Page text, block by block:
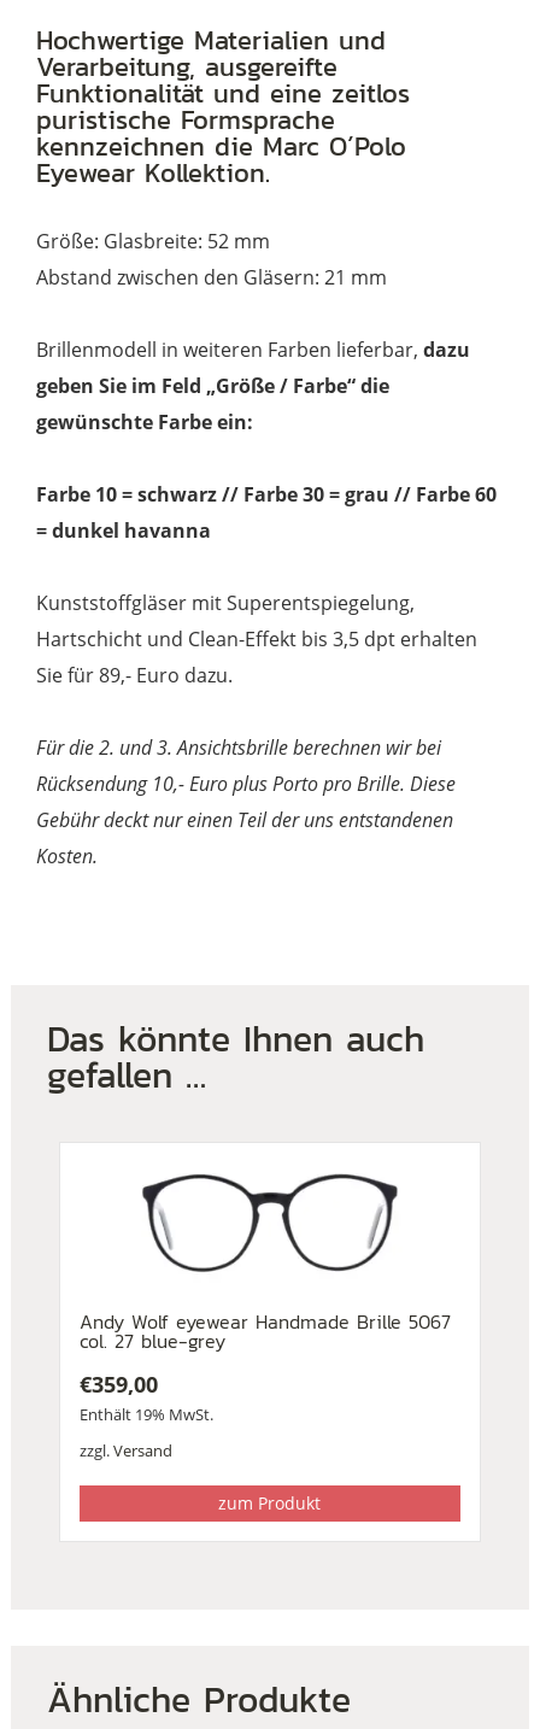
Hochwertige Materialien und
Verarbeitung, ausgereifte
Funktionalität und eine zeitlos
puristische Formsprache
kennzeichnen die Marc O´Polo
Eyewear Kollektion.
Größe: Glasbreite: 52 mm
Abstand zwischen den Gläsern: 21 mm
Brillenmodell in weiteren Farben lieferbar,dazu
geben Sie im Feld „Größe / Farbe“ die
gewünschte Farbe ein:
Farbe 10 = schwarz // Farbe 30 = grau // Farbe 60
= dunkel havanna
Kunststoffgläser mit Superentspiegelung,
Hartschicht und Clean-Effekt bis 3,5 dpt erhalten
Sie für 89,- Euro dazu.
Für die 2. und 3. Ansichtsbrille berechnen wir bei
Rücksendung 10,- Euro plus Porto pro Brille. Diese
Gebühr deckt nur einen Teil der uns entstandenen
Kosten.
Das könnte Ihnen auch
gefallen …
Andy Wolf eyewear Handmade Brille 5067
col. 27 blue-grey
€359,00
Enthält 19% MwSt.
zzgl.Versand
zum Produkt
Ähnliche Produkte